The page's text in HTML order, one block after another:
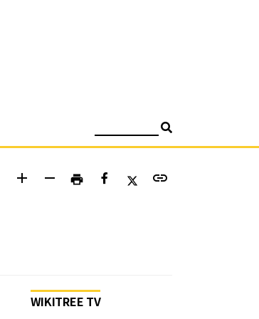
add remove print link
WIKITREE TV